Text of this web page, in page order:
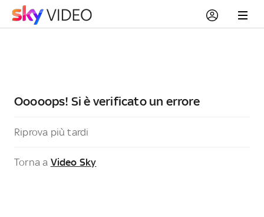
Ooooops! Si è verificato un errore
Riprova più tardi
Torna a Video Sky